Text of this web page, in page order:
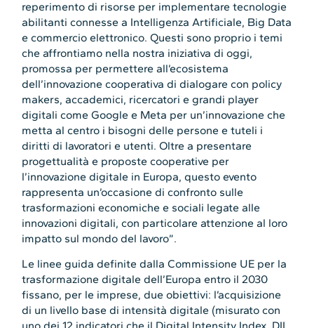
reperimento di risorse per implementare tecnologie
abilitanti connesse a Intelligenza Artificiale, Big Data
e commercio elettronico. Questi sono proprio i temi
che affrontiamo nella nostra iniziativa di oggi,
promossa per permettere all’ecosistema
dell’innovazione cooperativa di dialogare con policy
makers, accademici, ricercatori e grandi player
digitali come Google e Meta per un’innovazione che
metta al centro i bisogni delle persone e tuteli i
diritti di lavoratori e utenti. Oltre a presentare
progettualità e proposte cooperative per
l’innovazione digitale in Europa, questo evento
rappresenta un’occasione di confronto sulle
trasformazioni economiche e sociali legate alle
innovazioni digitali, con particolare attenzione al loro
impatto sul mondo del lavoro”.
Le linee guida definite dalla Commissione UE per la
trasformazione digitale dell’Europa entro il 2030
fissano, per le imprese, due obiettivi: l’acquisizione
di un livello base di intensità digitale (misurato con